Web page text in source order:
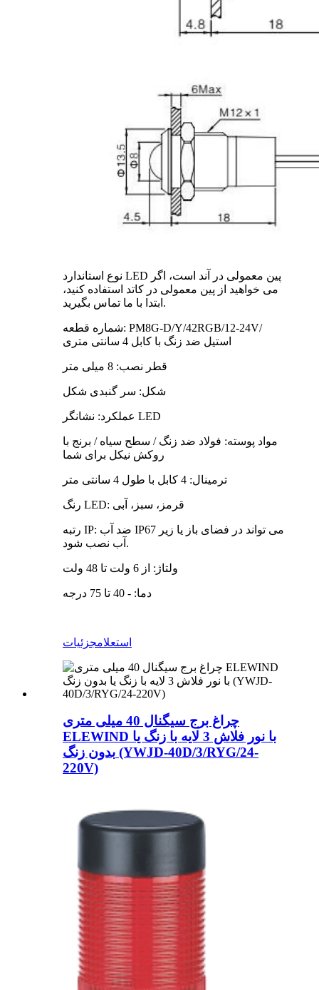
نوع استاندارد LED پین معمولی در آند است، اگر
می خواهید از پین معمولی در کاتد استفاده کنید،
ابتدا با ما تماس بگیرید.
شماره قطعه: PM8G-D/Y/42RGB/12-24V/
استیل ضد زنگ با کابل 4 سانتی متری
قطر نصب: 8 میلی متر
شکل: سر گنبدی شکل
عملکرد: نشانگر LED
مواد پوسته: فولاد ضد زنگ / سطح سیاه / برنج با
روکش نیکل برای شما
ترمینال: 4 کابل با طول 4 سانتی متر
رنگ LED: قرمز، سبز، آبی
رتبه IP: ضد آب IP67 می تواند در فضای باز یا زیر
آب نصب شود.
ولتاژ: از 6 ولت تا 48 ولت
دما: - 40 تا 75 درجه
استعلامجزئیات
چراغ برج سیگنال 40 میلی متری
ELEWIND با نور فلاش 3 لایه با زنگ یا
بدون زنگ (YWJD-40D/3/RYG/24-
220V)